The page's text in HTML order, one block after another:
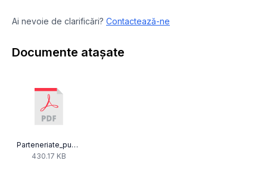
Ai nevoie de clarificări? Contactează-ne
Documente atașate
Parteneriate_publicitate.pdf
430.17 KB